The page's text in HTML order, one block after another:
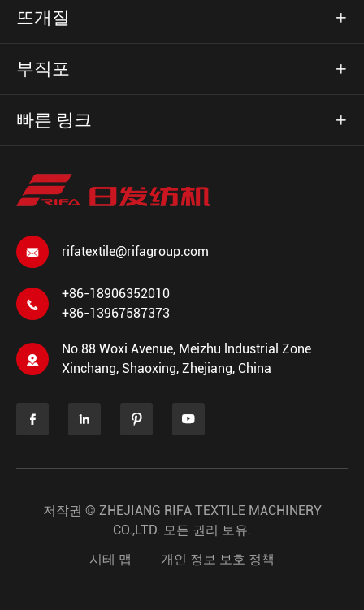
뜨개질 
부직포 
빠른 링크 
 rifatextile@rifagroup.com

+86-18906352010
+86-13967587373

No.88 Woxi Avenue, Meizhu lndustrial Zone
Xinchang, Shaoxing, Zhejiang, China
   
저작권 © ZHEJIANG RIFA TEXTILE MACHINERY
CO.,LTD. 모든 권리 보유.
시테 맵
개인 정보 보호 정책